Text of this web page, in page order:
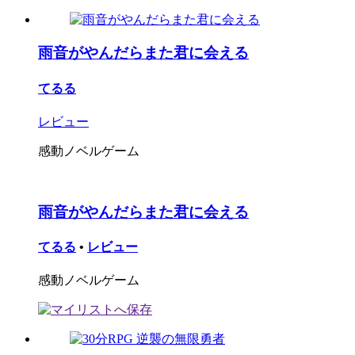
雨音がやんだらまた君に会える
てるる
レビュー
感動ノベルゲーム
雨音がやんだらまた君に会える
てるる • レビュー
感動ノベルゲーム